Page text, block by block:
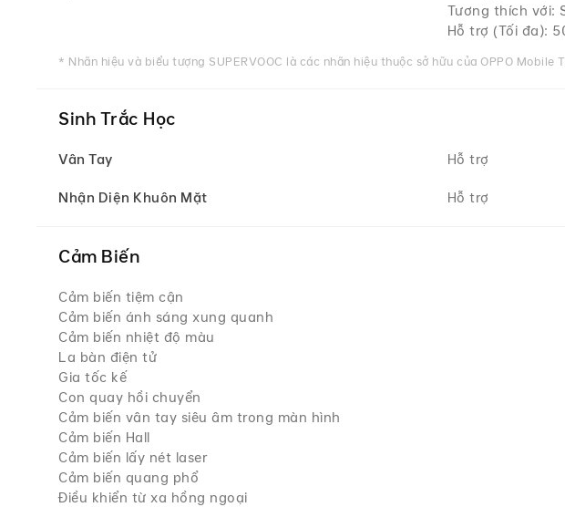
Tương thích với:
Hỗ trợ (Tối đa):
* Nhãn hiệu và biểu tượng SUPERVOOC là các nhãn hiệu thuộc sở hữu của OPPO Mobile
Sinh Trắc Học
Vân Tay Hỗ trợ
Nhận Diện Khuôn Mặt Hỗ trợ
Cảm Biến
Cảm biến tiệm cận
Cảm biến ánh sáng xung quanh
Cảm biến nhiệt độ màu
La bàn điện tử
Gia tốc kế
Con quay hồi chuyển
Cảm biến vân tay siêu âm trong màn hình
Cảm biến Hall
Cảm biến lấy nét laser
Cảm biến quang phổ
Điều khiển từ xa hồng ngoại